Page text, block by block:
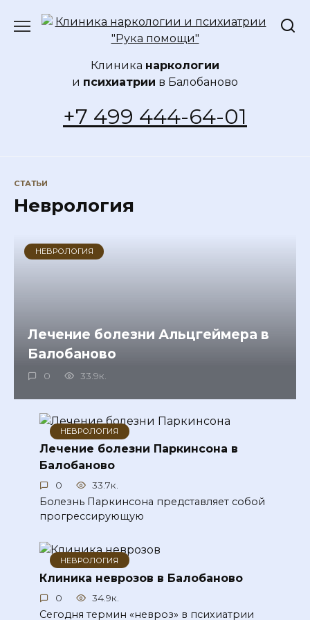
Клиника наркологии
и психиатрии в Балобаново
+7 499 444-64-01
СТАТЬИ
Неврология
НЕВРОЛОГИЯ
Лечение болезни Альцгеймера в
Балобаново
0 33.9к.
НЕВРОЛОГИЯ
Лечение болезни Паркинсона в
Балобаново
0 33.7к.
Болезнь Паркинсона представляет собой
прогрессирующую
НЕВРОЛОГИЯ
Клиника неврозов в Балобаново
0 34.9к.
Сегодня термин «невроз» в психиатрии